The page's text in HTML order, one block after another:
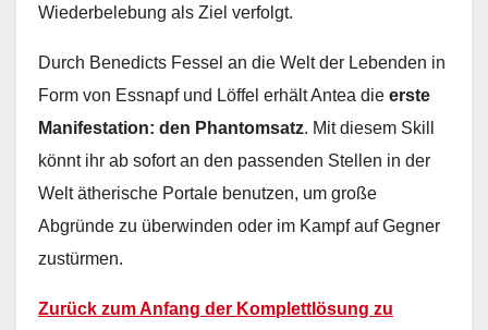
Wiederbelebung als Ziel verfolgt.
Durch Benedicts Fessel an die Welt der Lebenden in
Form von Essnapf und Löffel erhält Antea die erste
Manifestation: den Phantomsatz. Mit diesem Skill
könnt ihr ab sofort an den passenden Stellen in der
Welt ätherische Portale benutzen, um große
Abgründe zu überwinden oder im Kampf auf Gegner
zustürmen.
Zurück zum Anfang der Komplettlösung zu